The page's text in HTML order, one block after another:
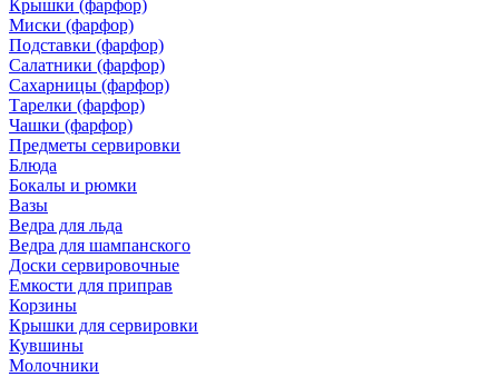
Крышки (фарфор)
Миски (фарфор)
Подставки (фарфор)
Салатники (фарфор)
Сахарницы (фарфор)
Тарелки (фарфор)
Чашки (фарфор)
Предметы сервировки
Блюда
Бокалы и рюмки
Вазы
Ведра для льда
Ведра для шампанского
Доски сервировочные
Емкости для приправ
Корзины
Крышки для сервировки
Кувшины
Молочники